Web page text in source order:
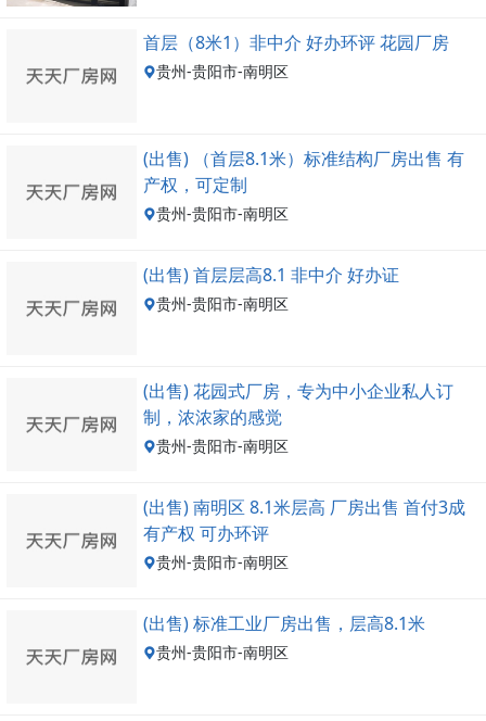
首层（8米1）非中介 好办环评 花园厂房
贵州-贵阳市-南明区
(出售) （首层8.1米）标准结构厂房出售 有
产权，可定制
贵州-贵阳市-南明区
(出售) 首层层高8.1 非中介 好办证
贵州-贵阳市-南明区
(出售) 花园式厂房，专为中小企业私人订
制，浓浓家的感觉
贵州-贵阳市-南明区
(出售) 南明区 8.1米层高 厂房出售 首付3成
有产权 可办环评
贵州-贵阳市-南明区
(出售) 标准工业厂房出售，层高8.1米
贵州-贵阳市-南明区